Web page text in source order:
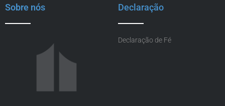
Sobre nós Declaração
Declaração de Fé